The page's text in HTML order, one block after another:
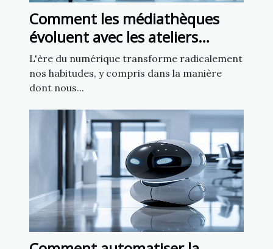
Comment les médiathèques
évoluent avec les ateliers
d'intelligence artificielle
L'ère du numérique transforme radicalement
nos habitudes, y compris dans la manière
dont nous...